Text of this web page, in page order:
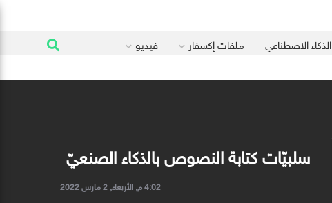
الذكاء الاصطناعي ملفات إكسفار فيديو
سلبيّات كتابة النصوص بالذكاء الصنعيّ
4:02 م, الأربعاء, 2 مارس 2022